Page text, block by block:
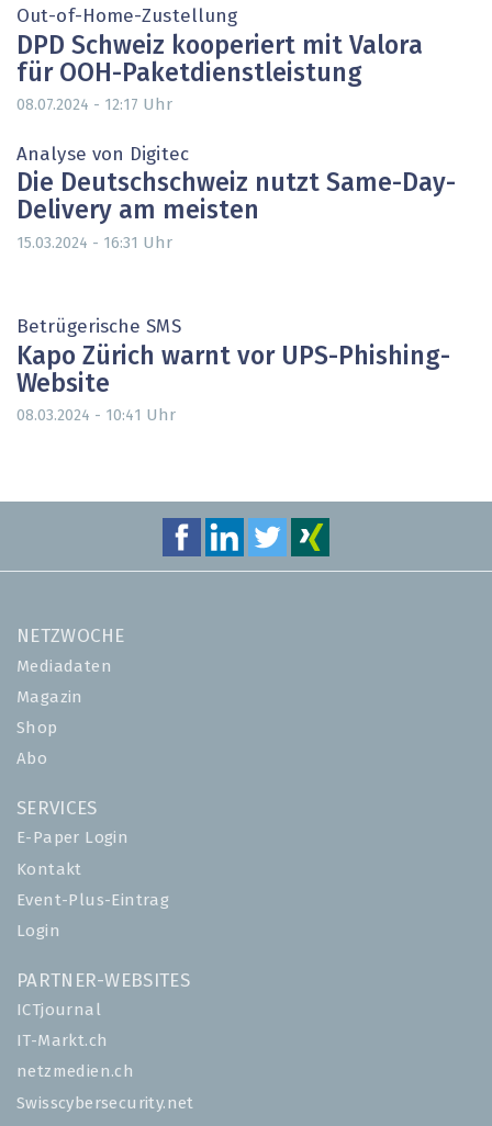
Out-of-Home-Zustellung
DPD Schweiz kooperiert mit Valora
für OOH-Paketdienstleistung
08.07.2024 - 12:17 Uhr
Analyse von Digitec
Die Deutschschweiz nutzt Same-Day-
Delivery am meisten
15.03.2024 - 16:31 Uhr
Betrügerische SMS
Kapo Zürich warnt vor UPS-Phishing-
Website
08.03.2024 - 10:41 Uhr
NETZWOCHE
Mediadaten
Magazin
Shop
Abo
SERVICES
E-Paper Login
Kontakt
Event-Plus-Eintrag
Login
PARTNER-WEBSITES
ICTjournal
IT-Markt.ch
netzmedien.ch
Swisscybersecurity.net